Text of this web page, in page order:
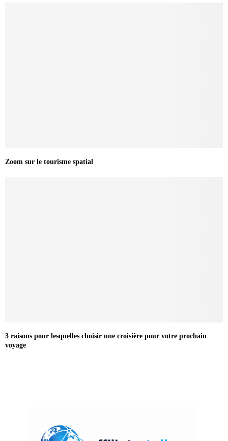
Zoom sur le tourisme spatial
3 raisons pour lesquelles choisir une croisière pour votre prochain
voyage